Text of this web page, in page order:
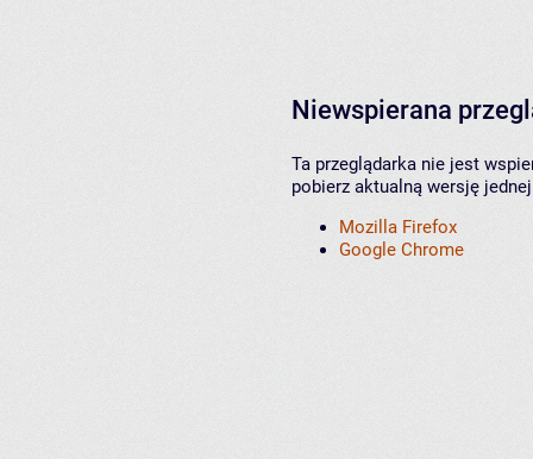
Niewspierana
Ta przeglądarka nie jest
pobierz aktualną wersję
Mozilla Firefox
Google Chrome